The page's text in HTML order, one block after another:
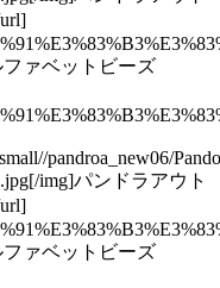
ァベットビーズ
pandroa_new06/
img]パンドラアウト
ァベットビーズ